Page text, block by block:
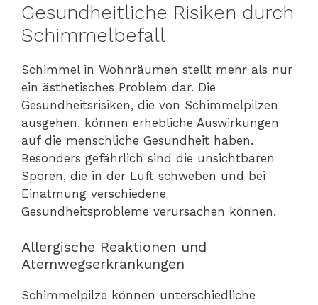
Gesundheitliche Risiken durch
Schimmelbefall
Schimmel in Wohnräumen stellt mehr als nur
ein ästhetisches Problem dar. Die
Gesundheitsrisiken, die von Schimmelpilzen
ausgehen, können erhebliche Auswirkungen
auf die menschliche Gesundheit haben.
Besonders gefährlich sind die unsichtbaren
Sporen, die in der Luft schweben und bei
Einatmung verschiedene
Gesundheitsprobleme verursachen können.
Allergische Reaktionen und
Atemwegserkrankungen
Schimmelpilze können unterschiedliche